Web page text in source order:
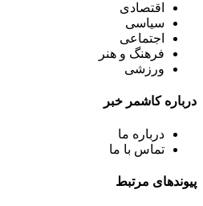
اقتصادی
سیاسی
اجتماعی
فرهنگ و هنر
ورزشی
درباره کاشمر خبر
درباره ما
تماس با ما
پیوندهای مرتبط